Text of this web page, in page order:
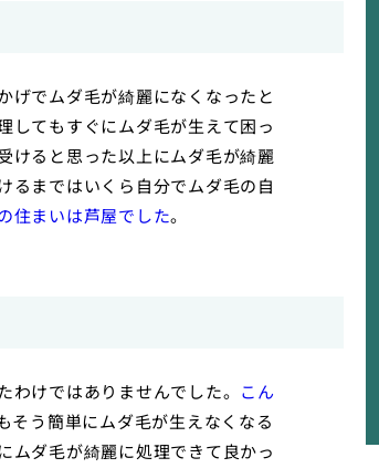
げでムダ毛が綺麗になくなったと
してもすぐにムダ毛が生えて困っ
けると思った以上にムダ毛が綺麗
るまではいくら自分でムダ毛の自
住まいは芦屋でした。
けではありませんでした。 こん
そう簡単にムダ毛が生えなくなる
ムダ毛が綺麗に処理できて良かっ